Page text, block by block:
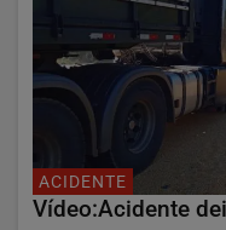
ACIDENTE
Vídeo:Acidente